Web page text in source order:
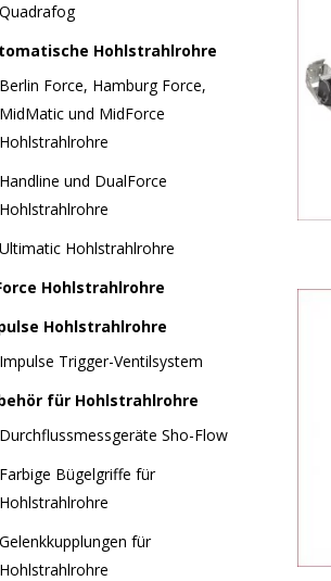
Quadrafog
Hohlstrahlrohre
Berlin Force, Hamburg Force,
MidMatic und MidForce
Hohlstrahlrohre
Handline und DualForce
Hohlstrahlrohre
Ultimatic Hohlstrahlrohre
Hohlstrahlrohre
Hohlstrahlrohre
Impulse Trigger-Ventilsystem
für Hohlstrahlrohre
Durchflussmessgeräte Sho-Flow
Farbige Bügelgriffe für
Hohlstrahlrohre
Gelenkkupplungen für
Hohlstrahlrohre